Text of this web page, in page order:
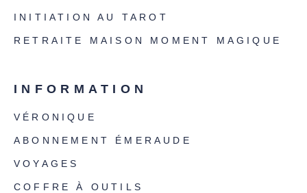
INITIATION AU TAROT
RETRAITE MAISON MOMENT MAGIQUE
INFORMATION
VÉRONIQUE
ABONNEMENT ÉMERAUDE
VOYAGES
COFFRE À OUTILS